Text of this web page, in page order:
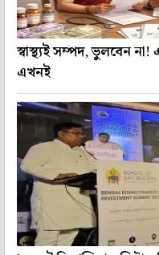
স্বাস্থ্যই সম্পদ, ভুলবেন না!
এখনই